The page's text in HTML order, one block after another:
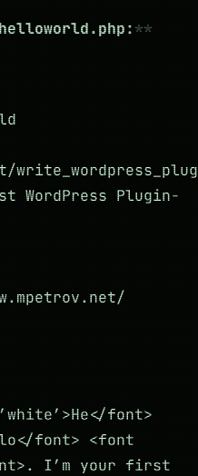
WordPress Plugin-
font>
font> <font
I’m your first